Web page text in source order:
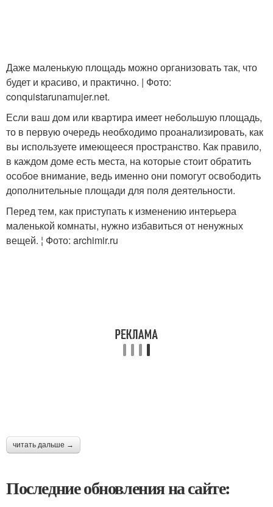
Даже маленькую площадь можно организовать так, что
будет и красиво, и практично. | Фото:
conquistarunamujer.net.
Если ваш дом или квартира имеет небольшую площадь,
то в первую очередь необходимо проанализировать, как
вы используете имеющееся пространство. Как правило,
в каждом доме есть места, на которые стоит обратить
особое внимание, ведь именно они помогут освободить
дополнительные площади для поля деятельности.
Перед тем, как приступать к изменению интерьера
маленькой комнаты, нужно избавиться от ненужных
вещей. ¦ Фото: archimir.ru
читать дальше →
Последние обновления на сайте: